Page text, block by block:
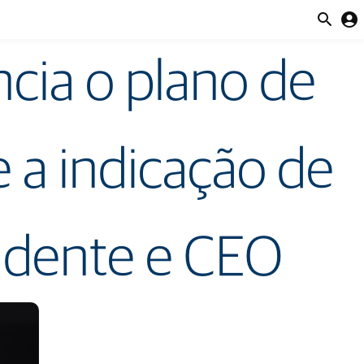
account_circle
o plano de
a indicação de
e CEO